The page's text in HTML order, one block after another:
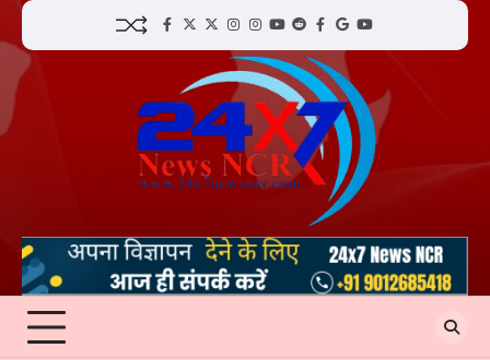
Skip
to
content
facebook
Twitter
twitterInstagram
instagram
YouTube
redditFacebook
googleyoutube